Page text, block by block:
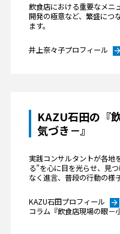
飲食店における重要なメニ
開発の極意など、繁盛につ
ます。
井上奈々子プロフィール arrow_forward
KAZU石田の『
気づき－』
実践コンサルタントが各地
る”を心に目を光らせ、見
なく進言、普段の行動の様
KAZU石田プロフィール arrow_forward
コラム『飲食店現場の眼－